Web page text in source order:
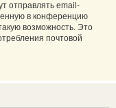
отправлять email-
в конференцию
возможность. Это
почтовой